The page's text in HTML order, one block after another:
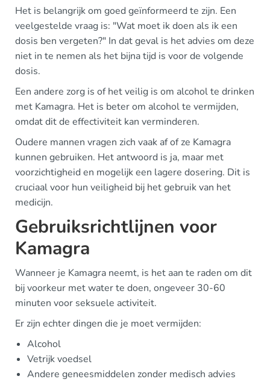
Het is belangrijk om goed geïnformeerd te zijn. Een
veelgestelde vraag is: "Wat moet ik doen als ik een
dosis ben vergeten?" In dat geval is het advies om deze
niet in te nemen als het bijna tijd is voor de volgende
dosis.
Een andere zorg is of het veilig is om alcohol te drinken
met Kamagra. Het is beter om alcohol te vermijden,
omdat dit de effectiviteit kan verminderen.
Oudere mannen vragen zich vaak af of ze Kamagra
kunnen gebruiken. Het antwoord is ja, maar met
voorzichtigheid en mogelijk een lagere dosering. Dit is
cruciaal voor hun veiligheid bij het gebruik van het
medicijn.
Gebruiksrichtlijnen voor
Kamagra
Wanneer je Kamagra neemt, is het aan te raden om dit
bij voorkeur met water te doen, ongeveer 30-60
minuten voor seksuele activiteit.
Er zijn echter dingen die je moet vermijden:
Alcohol
Vetrijk voedsel
Andere geneesmiddelen zonder medisch advies